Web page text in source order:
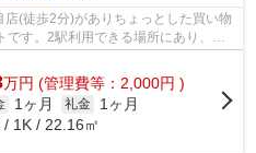
(徒歩2分)がありちょっとした買い物
です。2駅利用できる場所にあり、行
万円 (管理費等：2,000円 )
1ヶ月 礼金
1ヶ月
/ 1K / 22.16㎡